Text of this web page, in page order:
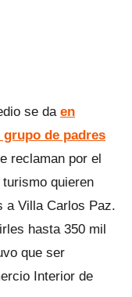
se da en
de padres
reclaman por el
quieren
a Villa Carlos Paz.
hasta 350 mil
que ser
Interior de